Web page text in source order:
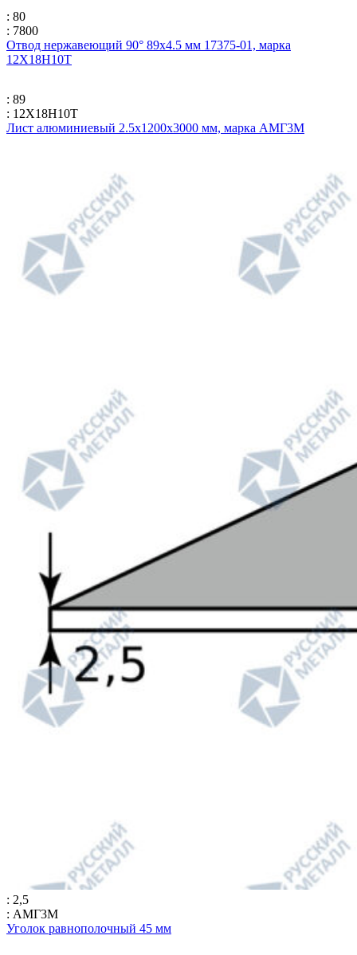
: 80
: 7800
Отвод нержавеющий 90° 89х4.5 мм 17375-01, марка
12Х18Н10Т
: 89
: 12Х18Н10Т
Лист алюминиевый 2.5х1200х3000 мм, марка АМГ3М
: 2,5
: АМГ3М
Уголок равнополочный 45 мм